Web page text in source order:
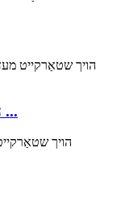
הויך שטאַרקייט מעדיציניש ...